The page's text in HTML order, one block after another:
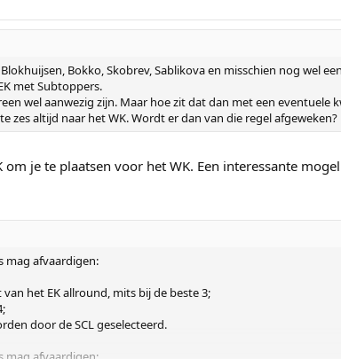
Bokko, Skobrev, Sablikova en misschien nog wel
met Subtoppers.
wel aanwezig zijn. Maar hoe zit dat dan met een eventuele
zes altijd naar het WK. Wordt er dan van die regel afgeweken?
om je te plaatsen voor het WK. Een interessante
mag afvaardigen:
het EK allround, mits bij de beste 3;
door de SCL geselecteerd.